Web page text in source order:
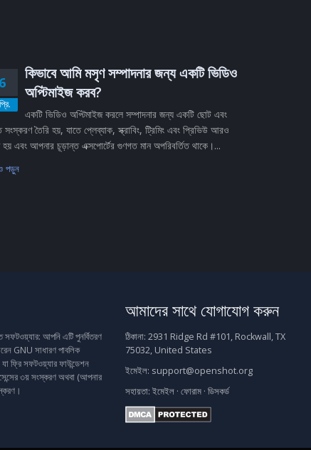
6
কিভাবে আমি মসৃণ সম্পাদনার জন্য একটি ভিডিও
অপ্টিমাইজ করব?
একটি ভিডিও অপ্টিমাইজ করলে সম্পাদনার জন্য একটি ছোট এবং
তৈরি হয়, যাতে প্লেব্যাক, স্ক্রাবিং, ট্রিমিং এবং প্রিভিউ আরও
এবং আপনার চূড়ান্ত এক্সপোর্টের গুণগত মান অপরিবর্তিত থাকে।...
পড়ুন
আপনি এটি পুনর্বিতরণ
GNU সাধারণ পাবলিক
যা ফ্রি সফটওয়্যার ফাউন্ডেশন
৩য় সংস্করণ অথবা (আপনার
আমাদের সাথে যোগাযোগ করুন
ঠিকানা: 2931 Ridge Rd #101, Rockwall, TX
75032, United States
ইমেইল: support@openshot.org
সহায়তা: ইমেইল · ফোরাম · ডিসকর্ড